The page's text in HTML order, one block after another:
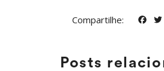
Compartilhe:
Posts